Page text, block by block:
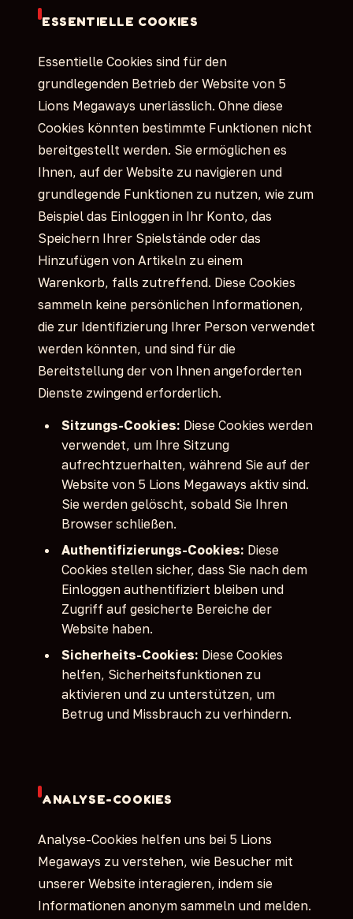
ESSENTIELLE COOKIES
Essentielle Cookies sind für den
grundlegenden Betrieb der Website von 5
Lions Megaways unerlässlich. Ohne diese
Cookies könnten bestimmte Funktionen nicht
bereitgestellt werden. Sie ermöglichen es
Ihnen, auf der Website zu navigieren und
grundlegende Funktionen zu nutzen, wie zum
Beispiel das Einloggen in Ihr Konto, das
Speichern Ihrer Spielstände oder das
Hinzufügen von Artikeln zu einem
Warenkorb, falls zutreffend. Diese Cookies
sammeln keine persönlichen Informationen,
die zur Identifizierung Ihrer Person verwendet
werden könnten, und sind für die
Bereitstellung der von Ihnen angeforderten
Dienste zwingend erforderlich.
Sitzungs-Cookies: Diese Cookies werden
verwendet, um Ihre Sitzung
aufrechtzuerhalten, während Sie auf der
Website von 5 Lions Megaways aktiv sind.
Sie werden gelöscht, sobald Sie Ihren
Browser schließen.
Authentifizierungs-Cookies: Diese
Cookies stellen sicher, dass Sie nach dem
Einloggen authentifiziert bleiben und
Zugriff auf gesicherte Bereiche der
Website haben.
Sicherheits-Cookies: Diese Cookies
helfen, Sicherheitsfunktionen zu
aktivieren und zu unterstützen, um
Betrug und Missbrauch zu verhindern.
ANALYSE-COOKIES
Analyse-Cookies helfen uns bei 5 Lions
Megaways zu verstehen, wie Besucher mit
unserer Website interagieren, indem sie
Informationen anonym sammeln und melden.